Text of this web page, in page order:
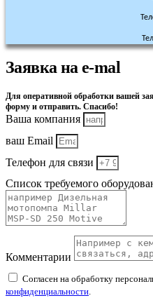
Заявка на e-mal
Для оперативной обработки вашей
форму и отправить. Спасибо!
Ваша компания
ваш Email
Телефон для связи
Список требуемого
Комментарии
Согласен на обработку
конфиденциальности.